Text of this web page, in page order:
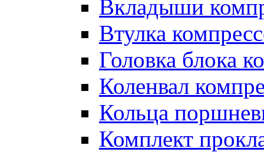
Вкладыши
Втулка
Головка блока
Коленвал
Кольца
Комплект